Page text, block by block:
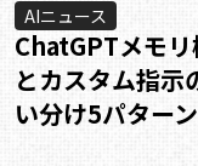
AIニュース
ChatGPTメモ
とカスタム指示
い分け5パターン